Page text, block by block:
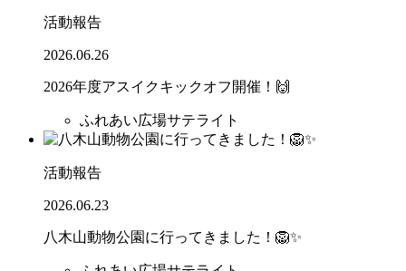
活動報告
2026.06.26
2026年度アスイクキックオフ開催！🙌
ふれあい広場サテライト
活動報告
2026.06.23
八木山動物公園に行ってきました！🦁✨